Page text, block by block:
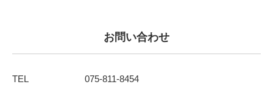
お問い合わせ
TEL 075-811-8454